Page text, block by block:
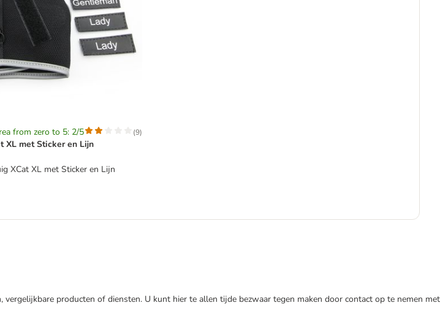
from zero to 5: 2/5 (9)
XL met Sticker en Lijn
XCat XL met Sticker en Lijn
producten of diensten. U kunt hier te allen tijde bezwaar tegen maken door contact op te nemen met